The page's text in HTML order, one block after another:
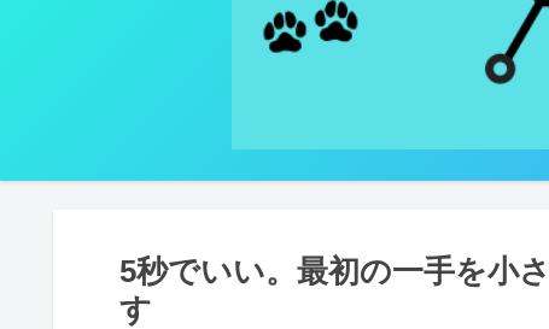
5秒でいい。最初の一手を小
す